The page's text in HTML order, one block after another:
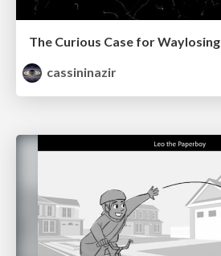
The Curious Case for Waylosing
cassininazir